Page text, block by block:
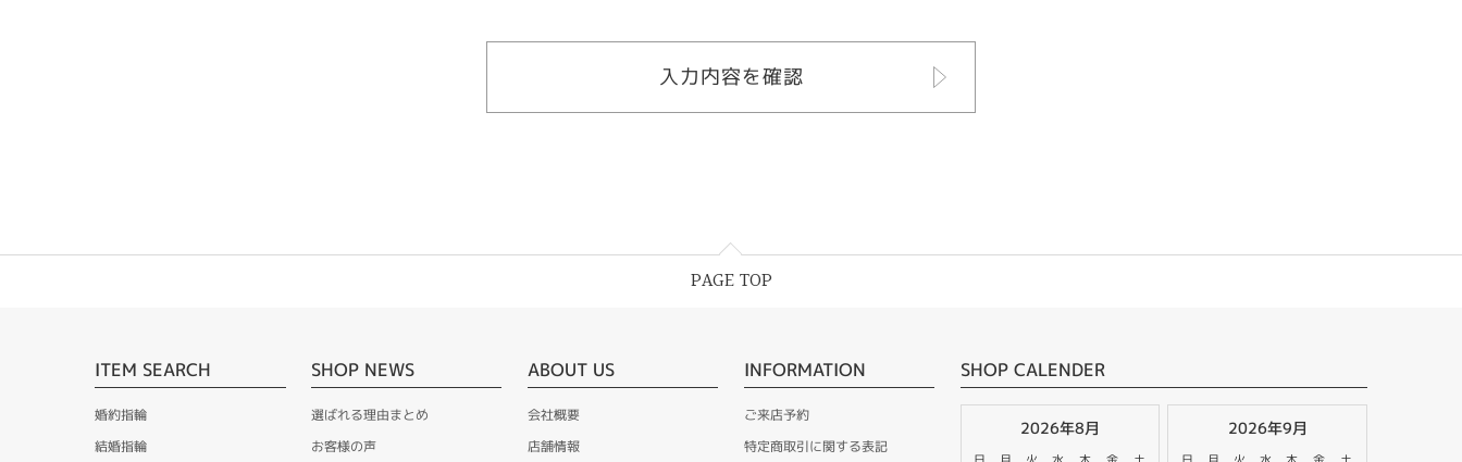
PAGE TOP
ITEM SEARCH
婚約指輪
結婚指輪
SHOP NEWS
選ばれる理由まとめ
お客様の声
ABOUT US
会社概要
店舗情報
INFORMATION
ご来店予約
特定商取引に関する表記
SHOP CALENDER
2026年8月 2026年9月